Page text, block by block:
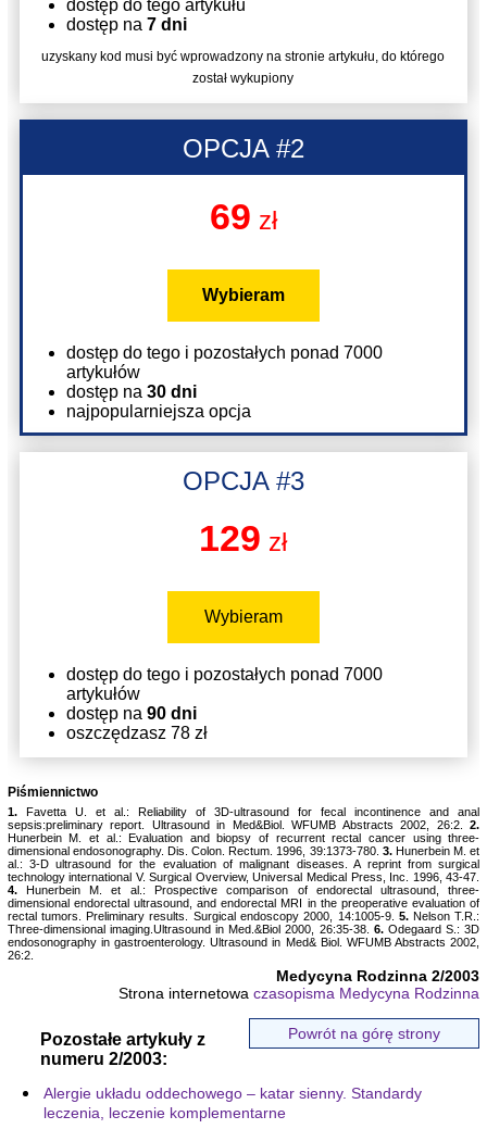
dostęp do tego artykułu
dostęp na 7 dni
uzyskany kod musi być wprowadzony na stronie artykułu, do którego
został wykupiony
OPCJA #2
69 zł
Wybieram
dostęp do tego i pozostałych ponad 7000
artykułów
dostęp na 30 dni
najpopularniejsza opcja
OPCJA #3
129 zł
Wybieram
dostęp do tego i pozostałych ponad 7000
artykułów
dostęp na 90 dni
oszczędzasz 78 zł
Piśmiennictwo
1.Favetta U. et al.: Reliability of 3D-ultrasound for fecal incontinence and anal
sepsis:preliminary report. Ultrasound in Med&Biol. WFUMB Abstracts 2002, 26:2.2.
Hunerbein M. et al.: Evaluation and biopsy of recurrent rectal cancer using three-
dimensional endosonography. Dis. Colon. Rectum. 1996, 39:1373-780. 3. Hunerbein M. et
al.: 3-D ultrasound for the evaluation of malignant diseases. A reprint from surgical
technology international V. Surgical Overview, Universal Medical Press, Inc. 1996, 43-47.
4.
Hunerbein M. et al.: Prospective comparison of endorectal ultrasound, three-
dimensional endorectal ultrasound, and endorectal MRI in the preoperative evaluation of
rectal tumors. Preliminary results. Surgical endoscopy 2000, 14:1005-9. 5.Nelson T.R.:
Three-dimensional imaging.Ultrasound in Med.&Biol 2000, 26:35-38. 6.Odegaard S.: 3D
endosonography in gastroenterology. Ultrasound in Med& Biol. WFUMB Abstracts 2002,
26:2.
Medycyna Rodzinna 2/2003
Strona internetowaczasopisma Medycyna Rodzinna
Powrót na górę strony
Pozostałe artykuły z
numeru 2/2003:
Alergie układu oddechowego – katar sienny. Standardy
leczenia, leczenie komplementarne